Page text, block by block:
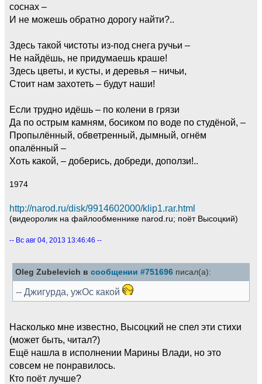
соснах –
И не можешь обратно дорогу найти?..
Здесь такой чистоты из-под снега ручьи –
Не найдёшь, не придумаешь краше!
Здесь цветы, и кусты, и деревья – ничьи,
Стоит нам захотеть – будут наши!
Если трудно идёшь – по колени в грязи
Да по острым камням, босиком по воде по студёной, –
Пропылённый, обветренный, дымный, огнём
опалённый –
Хоть какой, – доберись, добреди, доползи!..
1974
http://narod.ru/disk/9914602000/klip1.rar.html
(видеоролик на файлообменнике narod.ru; поёт Высоцкий)
-- Вс авг 04, 2013 13:46:46 --
Oleg Zubelevich в сообщении #751696 писал(а):
-- Джигурда, ужОс какой
Насколько мне известно, Высоцкий не спел эти стихи
(может быть, читал?)
Ещё нашла в исполнении Марины Влади, но это
совсем не понравилось.
Кто поёт лучше?